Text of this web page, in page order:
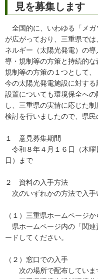
見を募集します
全国的に、いわゆる「メガ
が広がっており、三重県で
ネルギー（太陽光発電）の
導・規制等の方策と持続的
規制等の方策の１つとして
今の太陽光発電施設に対す
設置についても環境保全へ
し、三重県の実情に応じた
検討を行いましたので、県民
１ 意見募集期間
令和８年４月１６日（木曜
日）まで
２ 資料の入手方法
次のいずれかの方法で入手
（１）三重県ホームページ
県ホームページ内の「関連
ードしてください。
（２）窓口での入手
次の場所で配布していま